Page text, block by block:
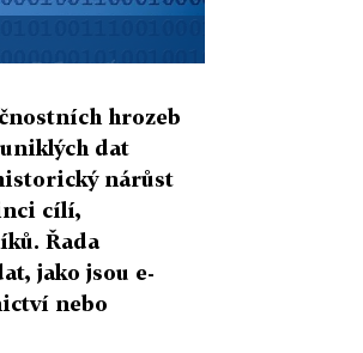
hrozeb
dat
nárůst
cílí,
Řada
jako jsou e-
nebo